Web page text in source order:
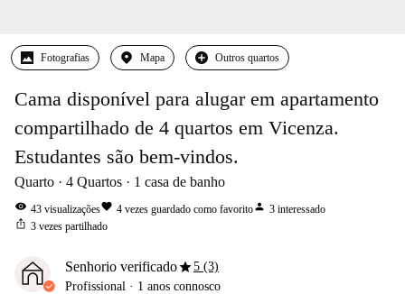
Fotografias Mapa Outros quartos
Cama disponível para alugar em apartamento
compartilhado de 4 quartos em Vicenza.
Estudantes são bem-vindos.
Quarto 4 Quartos 1 casa de banho
visibility 43 visualizaçõesfavorite 4 vezes guardado como favoritoperson 3 interessado
ios_share 3 vezes partilhado
Senhorio verificadostar5 (3)
Profissional · 1 anos connosco